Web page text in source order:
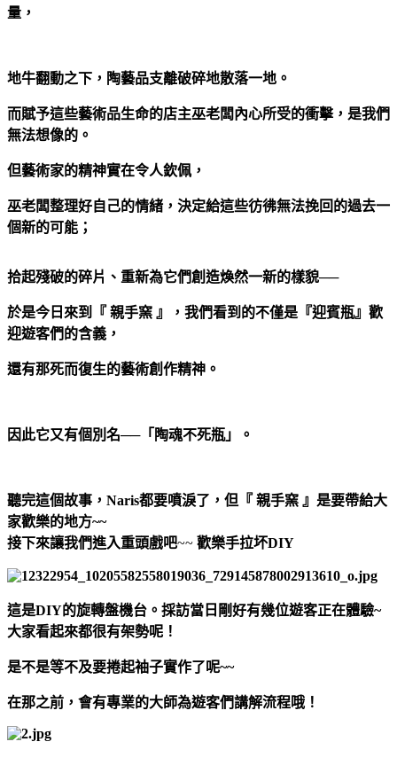
量，
地牛翻動之下，陶藝品支離破碎地散落一地。
而賦予這些藝術品生命的店主巫老闆內心所受的衝擊，是我們
無法想像的。
但藝術家的精神實在令人欽佩，
巫老闆整理好自己的情緒，決定給這些彷彿無法挽回的過去一
個新的可能；
拾起殘破的碎片、重新為它們創造煥然一新的樣貌──
於是今日來到『 親手窯 』 ，我們看到的不僅是『迎賓瓶』 歡
迎遊客們的含義，
還有那死而復生的藝術創作精神。
因此它又有個別名──「陶魂不死瓶」。
聽完這個故事，Naris都要噴淚了 ，但 『 親手窯 』是要帶給大
家歡樂的地方~~
接下來讓我們進入重頭戲吧~~ 歡樂手拉坏DIY
這是DIY的旋轉盤機台。採訪當日剛好有幾位遊客正在體驗~
大家看起來都很有架勢呢！
是不是等不及要捲起袖子實作了呢~~
在那之前，會有專業的大師為遊客們講解流程哦！